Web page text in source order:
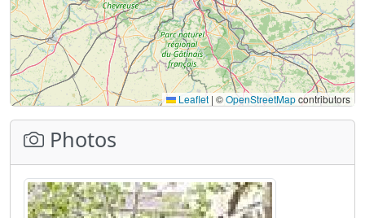
Leaflet | ©OpenStreetMapcontributors
Photos